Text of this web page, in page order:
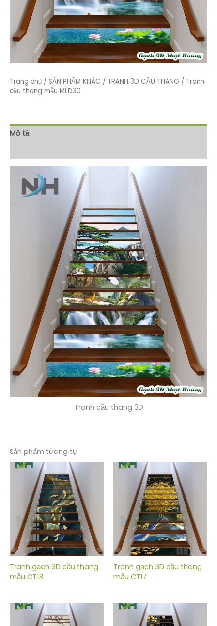
Trang chủ / SẢN PHẨM KHÁC / TRANH 3D CẦU THANG / Tranh
cầu thang mẫu MLD30
Mô tả
Tranh cầu thang 3D
Sản phẩm tương tự
Tranh gạch 3D cầu thang
mẫu CT13
Tranh gạch 3D cầu thang
mẫu CT17